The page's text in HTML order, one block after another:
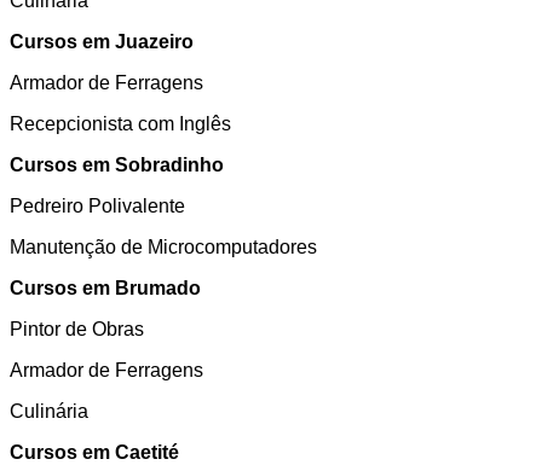
Cursos em Juazeiro
Armador de Ferragens
Recepcionista com Inglês
Cursos em Sobradinho
Pedreiro Polivalente
Manutenção de Microcomputadores
Cursos em Brumado
Pintor de Obras
Armador de Ferragens
Culinária
Cursos em Caetité